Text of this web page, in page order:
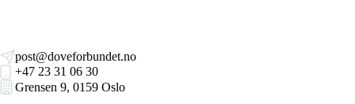
post@doveforbundet.no
+47 23 31 06 30
Grensen 9, 0159 Oslo